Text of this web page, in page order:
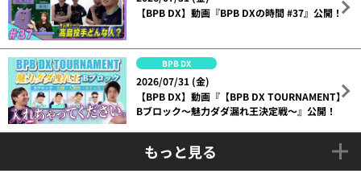
【BPB DX】動画『BPB DXの時間 #37』公開！
BPB DX
2026/07/31 (金)
【BPB DX】動画『【BPB DX TOURNAMENT】
Bブロック～魅力ダダ漏れ王決定戦～』公開！
もっと見る